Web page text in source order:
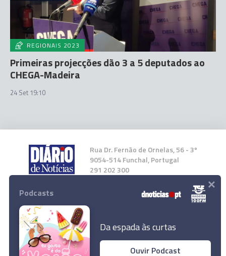
REGIONAIS 2023
Primeiras projecções dão 3 a 5 deputados ao
CHEGA-Madeira
24 Set 19:10
Rua Dr. Fernão de Ornelas, 56 - 3º
9054-514 Funchal, Portugal
291 202 300
Instale a nossa App
Podcasts
Da espada às curtas
Ouvir Podcast
×